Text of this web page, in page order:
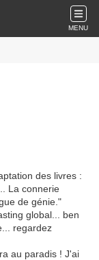
MENU
des livres :
La connerie
de génie."
global... ben
regardez
au paradis ! J'ai